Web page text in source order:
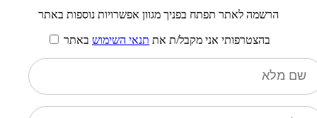
הרשמה לאתר תפתח בפניך מגוון אפשרויות נוספות באתר
בהצטרפותי אני מקבל/ת את תנאי השימוש באתר